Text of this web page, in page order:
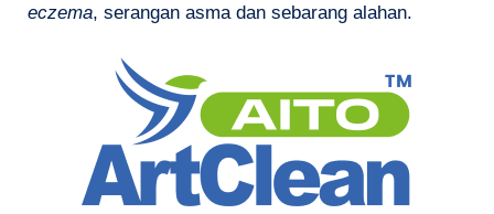
eczema, serangan asma dan sebarang alahan.